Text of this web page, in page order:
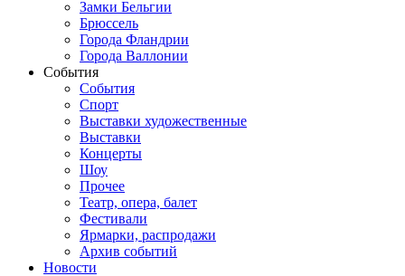
Замки Бельгии
Брюссель
Города Фландрии
Города Валлонии
События
События
Спорт
Выставки художественные
Выставки
Концерты
Шоу
Прочее
Театр, опера, балет
Фестивали
Ярмарки, распродажи
Архив событий
Новости